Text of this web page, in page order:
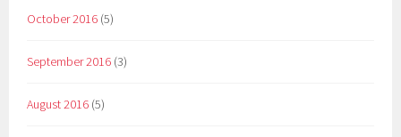
October 2016 (5)
September 2016 (3)
August 2016 (5)